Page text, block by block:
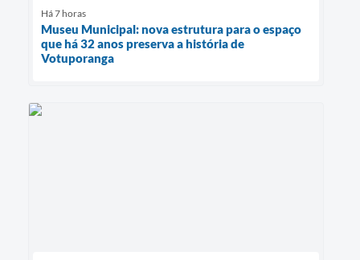
Há 7 horas
Museu Municipal: nova estrutura para o espaço
que há 32 anos preserva a história de
Votuporanga